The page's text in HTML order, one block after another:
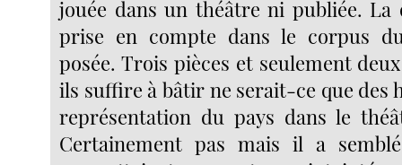
jouée dans un théâtre ni publiée. La
prise en compte dans le corpus
posée. Trois pièces et seulement
ils suffire à bâtir ne serait-ce que des
représentation du pays dans le
Certainement pas mais il a